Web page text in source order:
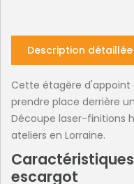
Description détaillée
Cette étagère d'appoint
prendre place derrière
Découpe laser-finitions
ateliers en Lorraine.
escargot